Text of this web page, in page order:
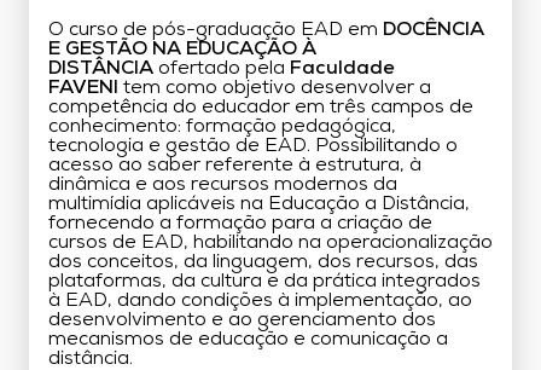
O curso de pós-graduação EAD em DOCÊNCIA
E GESTÃO NA EDUCAÇÃO À
DISTÂNCIA ofertado pela Faculdade
FAVENI
tem como objetivo desenvolver a
competência do educador em três campos de
conhecimento: formação pedagógica,
tecnologia e gestão de EAD. Possibilitando o
acesso ao saber referente à estrutura, à
dinâmica e aos recursos modernos da
multimídia aplicáveis na Educação a Distância,
fornecendo a formação para a criação de
cursos de EAD, habilitando na operacionalização
dos conceitos, da linguagem, dos recursos, das
plataformas, da cultura e da prática integrados
à EAD, dando condições à implementação, ao
desenvolvimento e ao gerenciamento dos
mecanismos de educação e comunicação a
distância.